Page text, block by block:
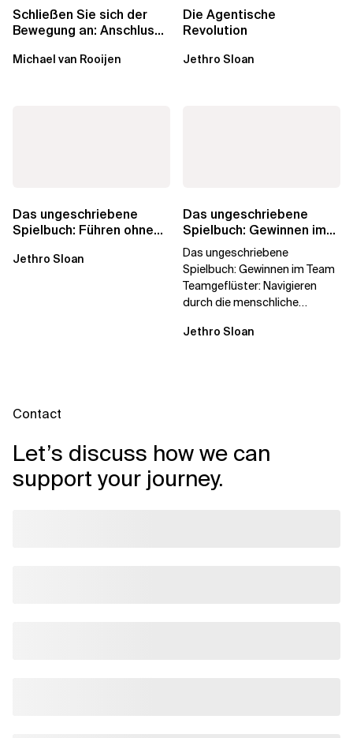
Schließen Sie sich der
Bewegung an: Anschluss
Michael van Rooijen
Die Agentische
Revolution
Jethro Sloan
Das ungeschriebene
Spielbuch: Führen ohne
Jethro Sloan
Das ungeschriebene
Spielbuch: Gewinnen im
Team
Das ungeschriebene
Spielbuch: Gewinnen im Team
Teamgeflüster: Navigieren
durch die menschliche
vorbereitet hat „Wir...
Jethro Sloan
Contact
Let’s discuss how we can
support your journey.